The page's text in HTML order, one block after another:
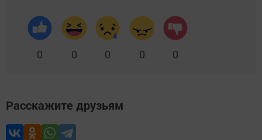
0 0 0 0 0
Расскажите друзьям